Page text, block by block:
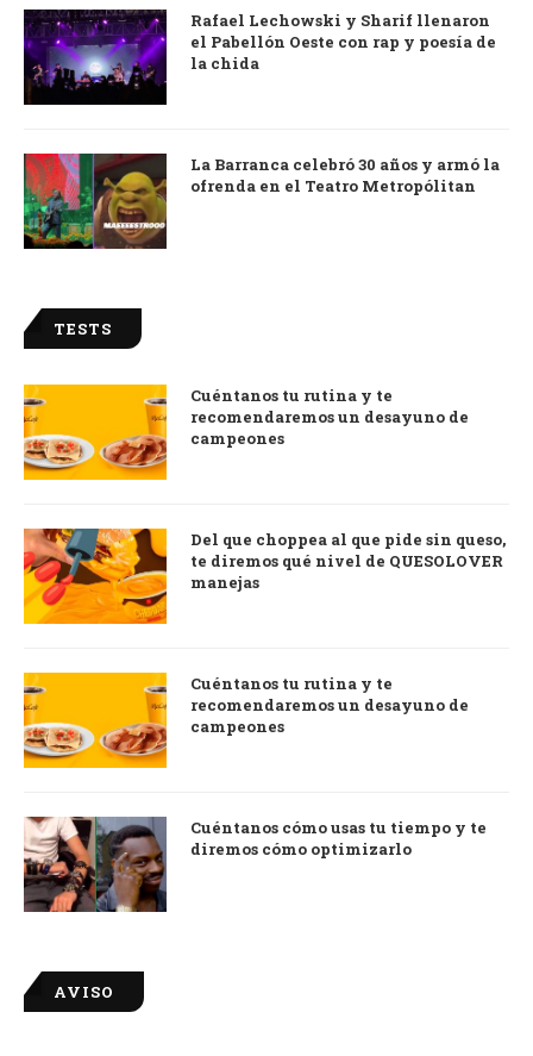
Rafael Lechowski y Sharif llenaron
el Pabellón Oeste con rap y poesía de
la chida
La Barranca celebró 30 años y armó la
ofrenda en el Teatro Metropólitan
TESTS
Cuéntanos tu rutina y te
recomendaremos un desayuno de
campeones
Del que choppea al que pide sin queso,
te diremos qué nivel de QUESOLOVER
manejas
Cuéntanos tu rutina y te
recomendaremos un desayuno de
campeones
Cuéntanos cómo usas tu tiempo y te
diremos cómo optimizarlo
AVISO